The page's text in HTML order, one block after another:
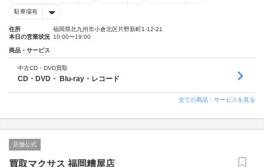
駐車場有
住所
福岡県北九州市小倉北区片野新町1-12-21
本日の営業状況 10:00〜19:00
商品・サービス
中古CD・DVD買取
CD・DVD・ Blu-ray・レコード
全ての商品・サービスを見る
店舗公式
買取マクサス 福岡糟屋店